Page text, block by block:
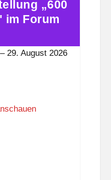
„600
im Forum
– 29. August 2026